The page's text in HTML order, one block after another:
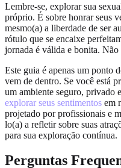
Lembre-se, explorar sua
próprio. É sobre honrar seus
mesmo(a) a liberdade de ser
rótulo que se encaixe
jornada é válida e bonita.
Este guia é apenas um ponto
vem de dentro. Se você está
um ambiente seguro, privado
explorar seus sentimentos em
projetado por profissionais e
lo(a) a refletir sobre suas
para sua exploração contínua.
Perguntas